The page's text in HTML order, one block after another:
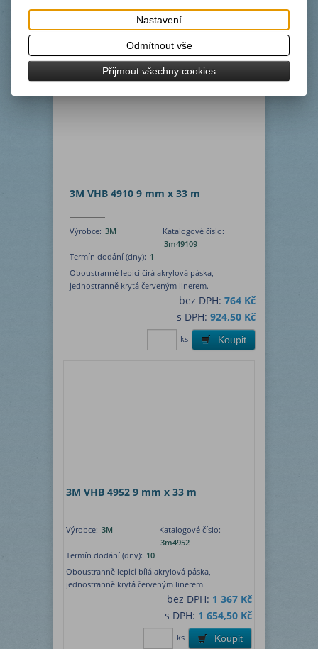
s DPH:
ks
3M VHB 4910 9 mm x 33 m
Výrobce: 3M
Katalogové číslo:
3m49109
Termín dodání (dny): 1
Oboustranně lepicí čirá akrylová páska,
jednostranně krytá červeným linerem.
bez DPH:764 Kč
s DPH:924,50 Kč
Koupit
ks
3M VHB 4952 9 mm x 33 m
Výrobce: 3M
Katalogové číslo:
3m4952
Termín dodání (dny): 10
Oboustranně lepicí bílá akrylová páska,
jednostranně krytá červeným linerem.
bez DPH: 1 367 Kč
s DPH: 1 654,50 Kč
Koupit
ks
Nastavení
Odmítnout vše
Přijmout všechny cookies